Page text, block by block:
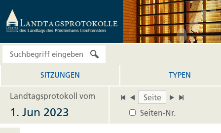
SITZUNGEN TYPEN
Landtagsprotokoll vom
Seiten-Nr.
1. Jun 2023